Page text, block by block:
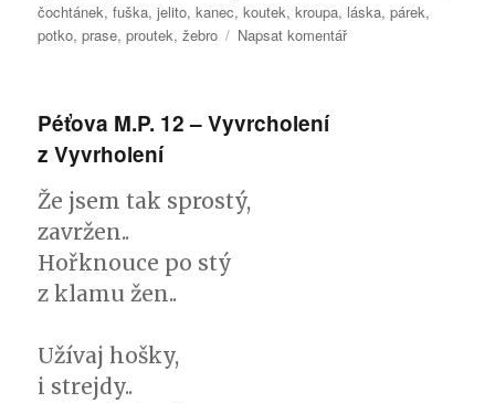
čochtánek,fuška,jelito,kanec,koutek,kroupa, láska,párek,
potko,prase,proutek,žebro Napsat komentářpro
Péťova M.P. 12 – Vyvrcholení
z Vyvrholení
Že jsem tak sprostý,
zavržen..
Hořknouce po stý
z klamu žen..
Užívaj hošky,
i strejdy..